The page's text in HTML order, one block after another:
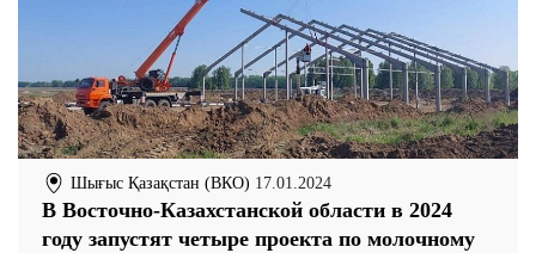
Шығыс Қазақстан (ВКО) 17.01.2024
В Восточно-Казахстанской области в 2024
году запустят четыре проекта по молочному